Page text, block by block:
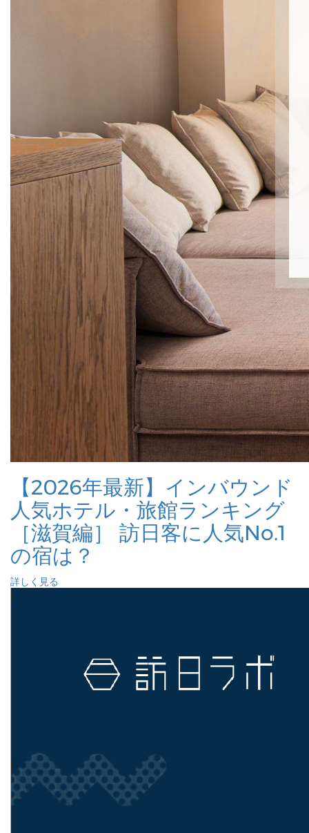
【2026年最新】インバウンド
人気ホテル・旅館ランキング
［滋賀編］ 訪日客に人気No.1
の宿は？
詳しく見る